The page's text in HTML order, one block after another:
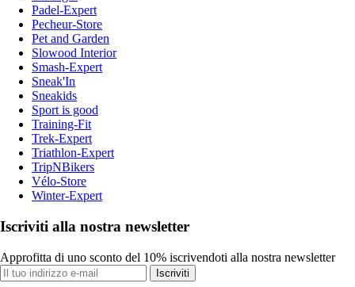
Padel-Expert
Pecheur-Store
Pet and Garden
Slowood Interior
Smash-Expert
Sneak'In
Sneakids
Sport is good
Training-Fit
Trek-Expert
Triathlon-Expert
TripNBikers
Vélo-Store
Winter-Expert
Iscriviti alla nostra newsletter
Approfitta di uno sconto del 10% iscrivendoti alla nostra newsletter
Iscriviti